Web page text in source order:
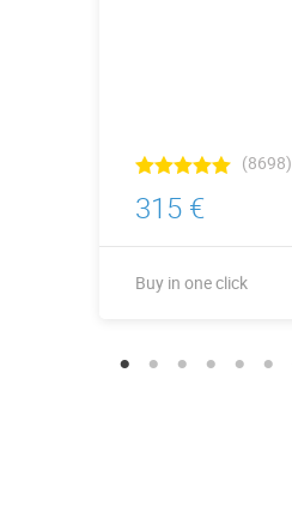
(8698)
315 €
Buy in one click